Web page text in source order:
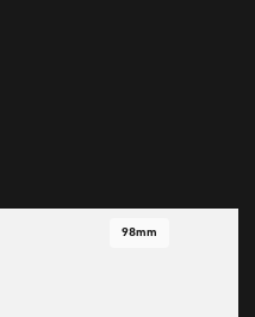
98mm